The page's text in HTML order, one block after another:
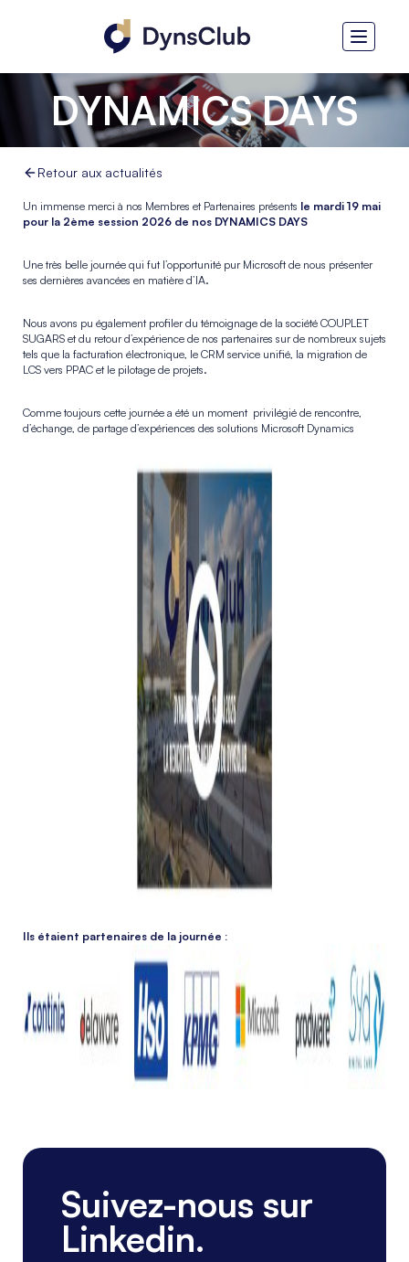
DYNAMICS DAYS
Retour aux actualités
Un immense merci à nos Membres et Partenaires présents le mardi 19 mai
pour la 2ème session 2026 de nos DYNAMICS DAYS
Une très belle journée qui fut l’opportunité pur Microsoft de nous présenter
ses dernières avancées en matière d’IA.
Nous avons pu également profiler du témoignage de la société COUPLET
SUGARS et du retour d’expérience de nos partenaires sur de nombreux sujets
tels que la facturation électronique, le CRM service unifié, la migration de
LCS vers PPAC et le pilotage de projets.
Comme toujours cette journée a été un moment privilégié de rencontre,
d’échange, de partage d’expériences des solutions Microsoft Dynamics
Ils étaient partenaires de la journée :
Suivez-nous sur
Linkedin.